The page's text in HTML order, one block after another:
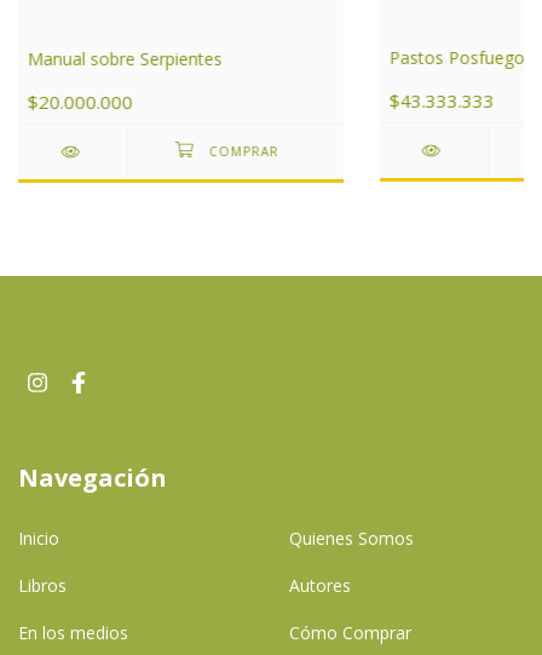
Manual sobre Serpientes
$20.000.000
Pastos Posfuego
$43.333.333
Navegación
Inicio Quienes Somos
Libros Autores
En los medios Cómo Comprar